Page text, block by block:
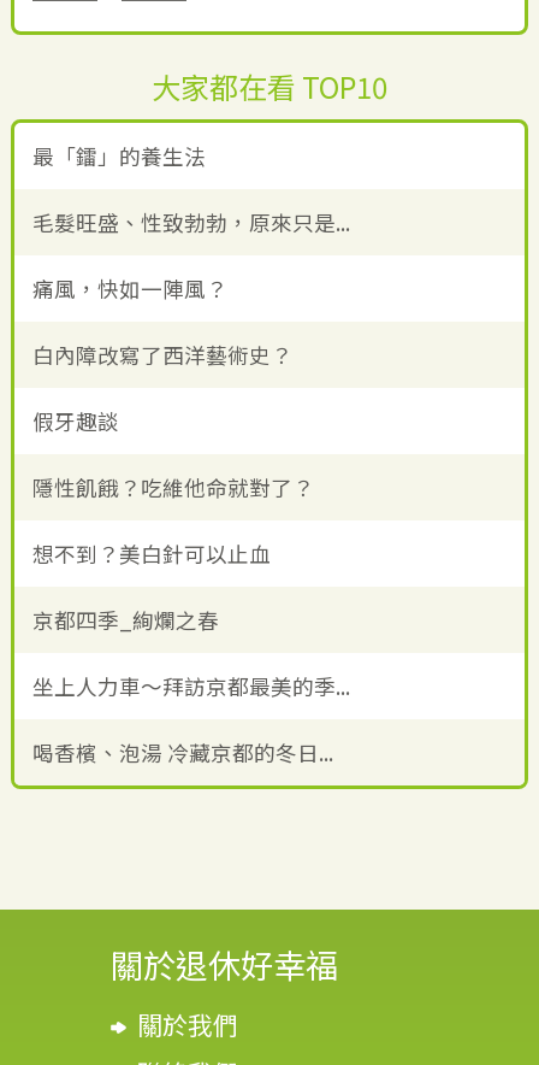
大家都在看 TOP10
最「鐳」的養生法
毛髮旺盛、性致勃勃，原來只是...
痛風，快如一陣風？
白內障改寫了西洋藝術史？
假牙趣談
隱性飢餓？吃維他命就對了？
想不到？美白針可以止血
京都四季_絢爛之春
坐上人力車～拜訪京都最美的季...
喝香檳、泡湯 冷藏京都的冬日...
關於退休好幸福
關於我們